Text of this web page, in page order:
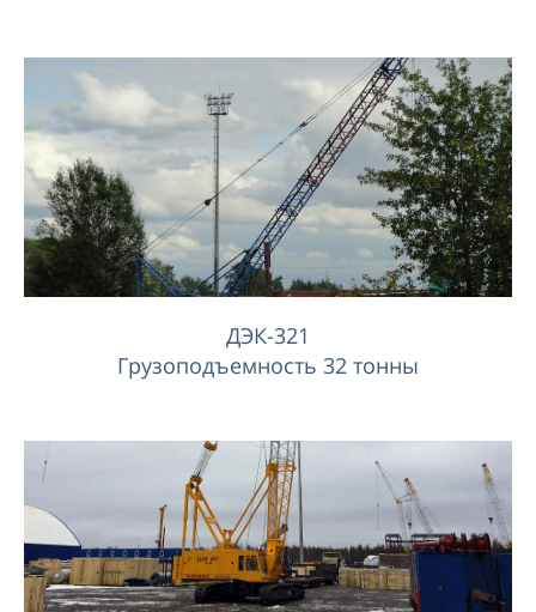
ДЭК-321
Грузоподъемность 32 тонны